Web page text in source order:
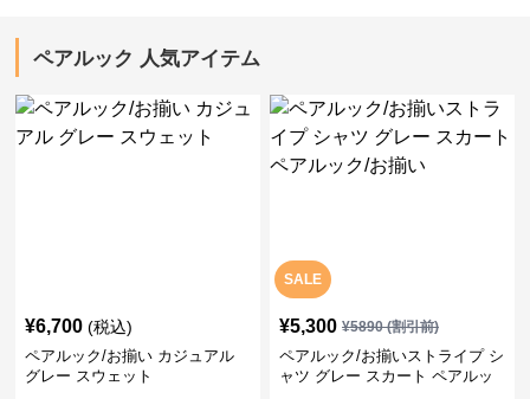
ペアルック 人気アイテム
¥6,700 (税込)
ペアルック/お揃い カジュアル
グレー スウェット
SALE
¥5,300 ¥5890(割引前)
ペアルック/お揃いストライプ シ
ャツ グレー スカート ペアルッ